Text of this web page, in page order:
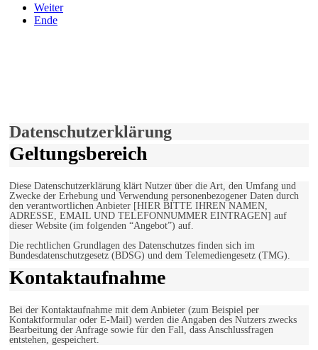
Weiter
Ende
Datenschutzerklärung
Geltungsbereich
Diese Datenschutzerklärung klärt Nutzer über die Art, den Umfang und
Zwecke der Erhebung und Verwendung personenbezogener Daten durch
den verantwortlichen Anbieter [HIER BITTE IHREN NAMEN,
ADRESSE, EMAIL UND TELEFONNUMMER EINTRAGEN] auf
dieser Website (im folgenden “Angebot”) auf.
Die rechtlichen Grundlagen des Datenschutzes finden sich im
Bundesdatenschutzgesetz (BDSG) und dem Telemediengesetz (TMG).
Kontaktaufnahme
Bei der Kontaktaufnahme mit dem Anbieter (zum Beispiel per
Kontaktformular oder E-Mail) werden die Angaben des Nutzers zwecks
Bearbeitung der Anfrage sowie für den Fall, dass Anschlussfragen
entstehen, gespeichert.